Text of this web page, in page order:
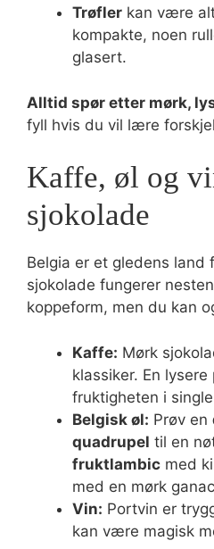
Trøfler kan være
kompakte, noen
glasert.
Alltid spør etter mørk,
fyll hvis du vil lære
Kaffe, øl og
sjokolade
Belgia er et gledens land
sjokolade fungerer
koppeform, men du kan
Kaffe: Mørk
klassiker. En
fruktigheten i
Belgisk øl: Prøv en
quadrupel til en
fruktlambic med
med en mørk
Vin: Portvin er
kan være magisk